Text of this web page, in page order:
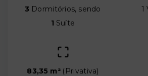
3 Dormitórios, sendo
1 Suíte
1
83,35 m² ( Privativa)